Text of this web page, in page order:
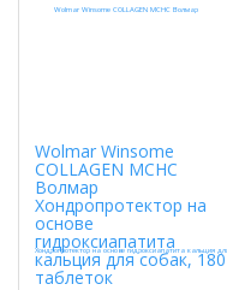
Wolmar Winsome
COLLAGEN MCHC
Волмар
Хондропротектор на
основе
гидроксиапатита
кальция для собак, 180
таблеток